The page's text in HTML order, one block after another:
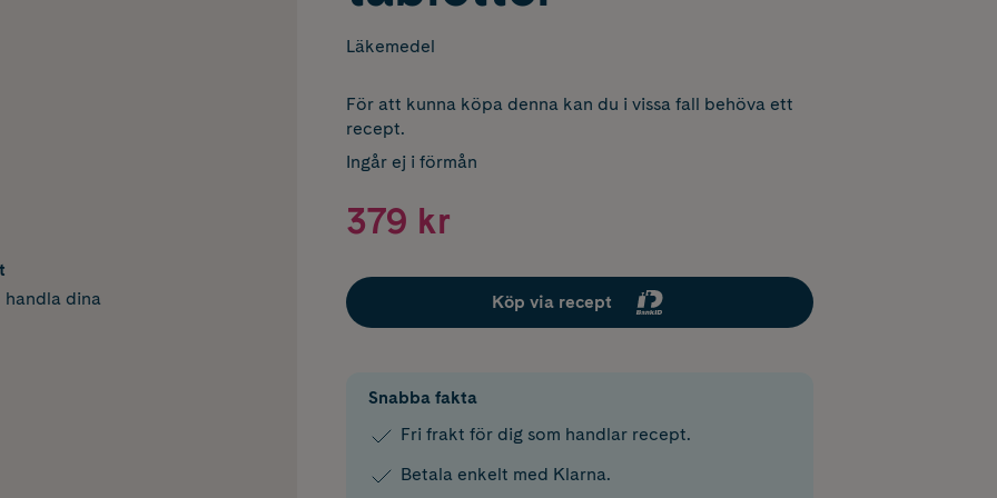
handla dina
Läkemedel
För att kunna köpa denna kan du i vissa fall behöva ett
recept.
Ingår ej i förmån
379 kr
Köp via recept
Snabba fakta
Fri frakt för dig som handlar recept.
Betala enkelt med Klarna.